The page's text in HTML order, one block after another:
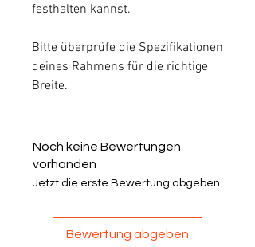
festhalten kannst.
Bitte überprüfe die Spezifikationen
deines Rahmens für die richtige
Breite.
Noch keine Bewertungen
vorhanden
Jetzt die erste Bewertung abgeben.
Bewertung abgeben